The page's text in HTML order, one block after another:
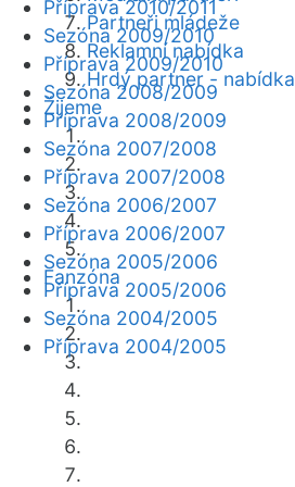
Partneři mládeže
Reklamní nabídka
Hrdý partner - nabídka
Žijeme
Fanzóna
Příprava 2010/2011
Sezóna 2009/2010
Příprava 2009/2010
Sezóna 2008/2009
Příprava 2008/2009
Sezóna 2007/2008
Příprava 2007/2008
Sezóna 2006/2007
Příprava 2006/2007
Sezóna 2005/2006
Příprava 2005/2006
Sezóna 2004/2005
Příprava 2004/2005